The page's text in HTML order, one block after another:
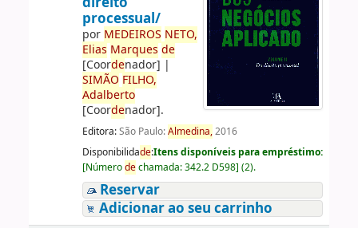
processual/
por MEDEIROS NETO,
Elias Marques de
[Coordenador] |
SIMÃO FILHO,
Adalberto
[Coordenador].
Editora:São Paulo:Almedina,2016
Disponibilidade:Itens disponíveis para empréstimo:
[Númerodechamada:342.2 D598] (2).
Reservar
Adicionar ao seu carrinho